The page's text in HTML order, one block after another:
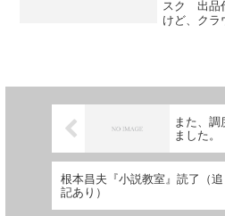
スク 出品
けど、クラ
また、調
ました。
根本昌夫『小説教室』読了（追
記あり）